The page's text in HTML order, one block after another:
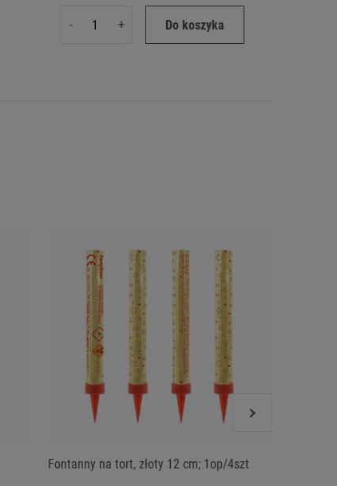
- + Do koszyka
Fontanny na tort, złoty 12 cm; 1op/4szt